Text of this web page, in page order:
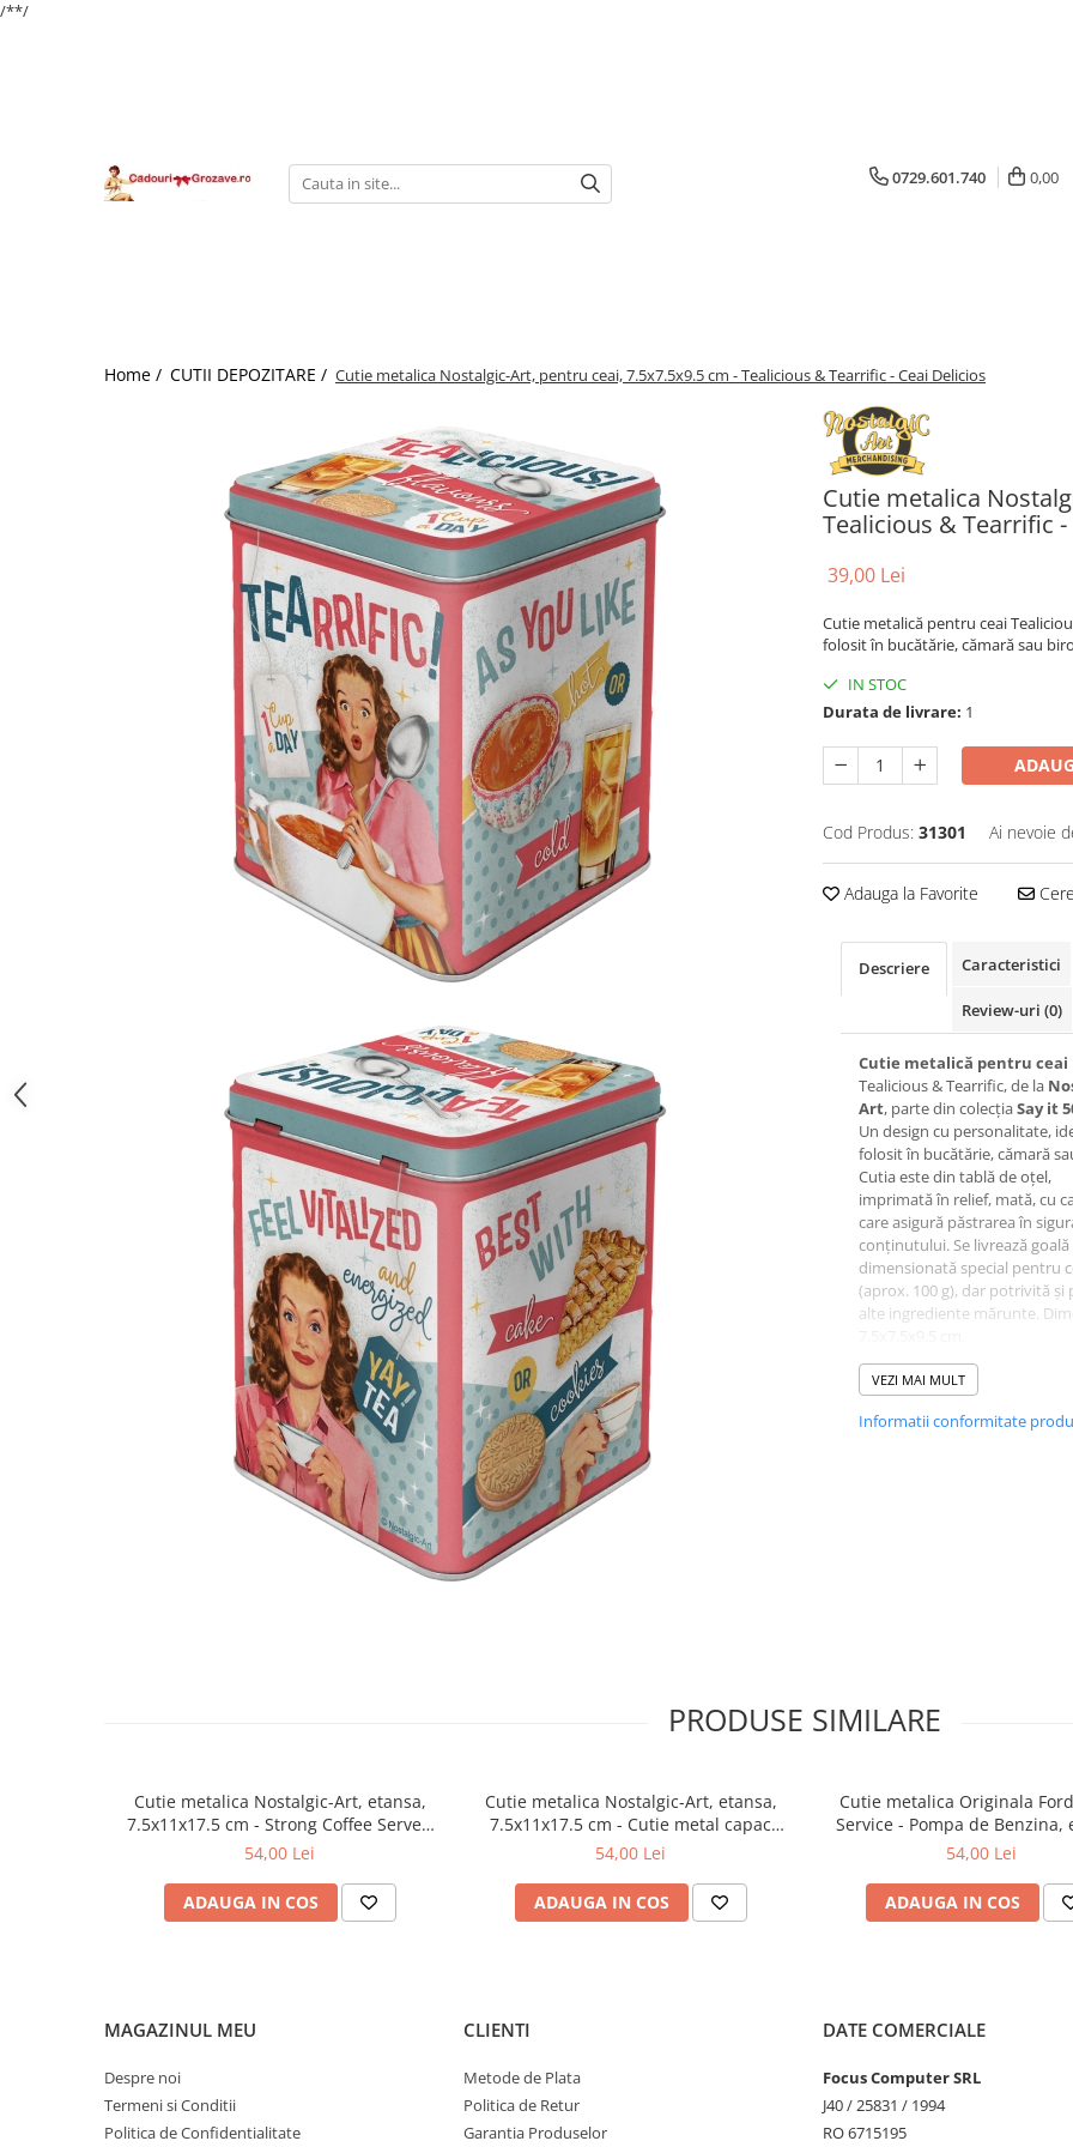
/**/
0729.601.740 0,00
Home / CUTII DEPOZITARE / Cutie metalica Nostalgic-Art, pentru ceai, 7.5x7.5x9.5 cm - Tealicious & Tearrific - Ceai Delicios
Cutie metalica
Tealicious & Tearrific
39,00 Lei
Cutie metalică pentru ceai
folosit în bucătărie, cămară sau
IN STOC
Durata de livrare: 1
Cod Produs: 31301 Ai nevoie
Adauga la Favorite
Descriere Caracteristici
Review-uri (0)
Cutie metalică pentru ceai
Tealicious & Tearrific, de la
Art, parte din colecțiaSay it
Un design cu personalitate,
folosit în bucătărie, cămară
Cutia este din tablă de oțel,
imprimată în relief, mată, cu
care asigură păstrarea în
conținutului. Se livrează goală
dimensionată special pentru
(aprox. 100 g), dar potrivită și
alte ingrediente mărunte.
Idee de cadou pentru iubitorii
decor vintage, potrivită pentru
VEZI MAI MULT
Informatii conformitate
PRODUSE SIMILARE
Cutie metalica Nostalgic-Art, etansa,
7.5x11x17.5 cm - Strong Coffee Served
Here - Cafea tare servita aici
54,00 Lei
ADAUGA IN COS
Cutie metalica Nostalgic-Art, etansa,
7.5x11x17.5 cm - Cutie metal capac
etans Hot Coffee Now - Cafea fierbinte
54,00 Lei
ADAUGA IN COS
Cutie metalica Originala
Service - Pompa de Benzina,
7.5x11x17.5 cm
54,00 Lei
ADAUGA IN COS
MAGAZINUL MEU
Despre noi
Termeni si Conditii
Politica de Confidentialitate
CLIENTI
Metode de Plata
Politica de Retur
Garantia Produselor
DATE COMERCIALE
Focus Computer SRL
J40 / 25831 / 1994
RO 6715195